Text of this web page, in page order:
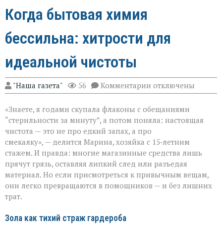
Когда бытовая химия
бессильна: хитрости для
идеальной чистоты
"Наша газета" 56 Комментарии к
записи
бытовая
химия
хитрости
для
идеальной
чистоты
отключены
«Знаете, я годами скупала флаконы с обещаниями
“стерильности за минуту”, а потом поняла: настоящая
чистота — это не про едкий запах, а про
смекалку», — делится Марина, хозяйка с 15‑летним
стажем. И правда: многие магазинные средства лишь
прячут грязь, оставляя липкий след или разъедая
материал. Но если присмотреться к привычным вещам,
они легко превращаются в помощников — и без лишних
трат.
Зола как тихий страж гардероба